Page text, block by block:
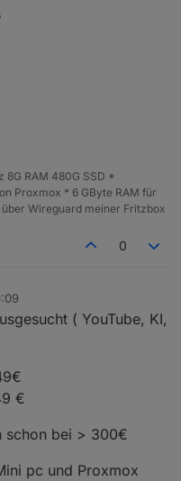
8G RAM 480G SSD *
Proxmox * 6 GByte RAM für
Wireguard meiner Fritzbox
0
( YouTube, KI,
€
schon bei > 300€
pc und Proxmox